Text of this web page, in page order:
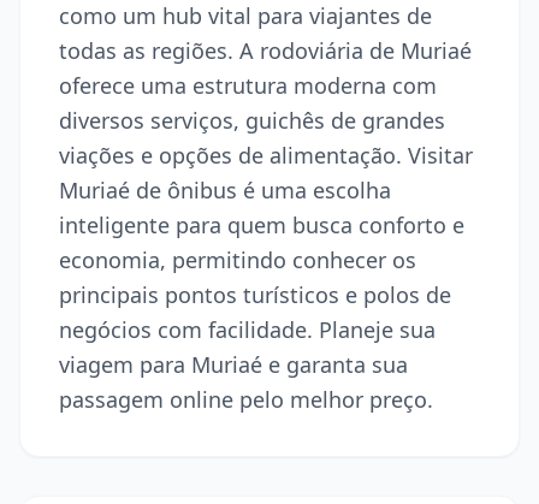
como um hub vital para viajantes de
todas as regiões. A rodoviária de Muriaé
oferece uma estrutura moderna com
diversos serviços, guichês de grandes
viações e opções de alimentação. Visitar
Muriaé de ônibus é uma escolha
inteligente para quem busca conforto e
economia, permitindo conhecer os
principais pontos turísticos e polos de
negócios com facilidade. Planeje sua
viagem para Muriaé e garanta sua
passagem online pelo melhor preço.